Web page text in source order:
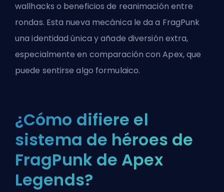
wallhacks o beneficios de reanimación entre
rondas. Esta nueva mecánica le da a FragPunk
una identidad única y añade diversión extra,
especialmente en comparación con Apex, que
puede sentirse algo formulaico.
¿Cómo difiere el
sistema de héroes de
FragPunk de Apex
Legends?